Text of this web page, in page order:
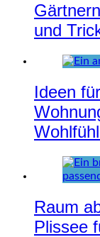
und
Ideen
Raum
Plissee